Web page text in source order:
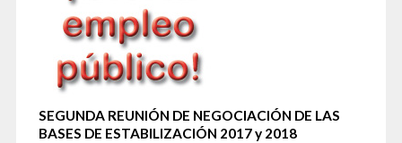
SEGUNDA REUNIÓN DE NEGOCIACIÓN DE LAS
BASES DE ESTABILIZACIÓN 2017 y 2018